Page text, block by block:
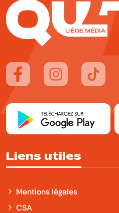
Suivez-nous sur FaceBook
Suivez-nous sur
Liens utiles
Mentions légales
CSA